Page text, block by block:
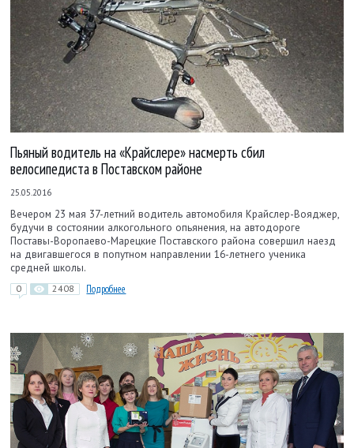
Пьяный водитель на «Крайслере» насмерть сбил
велосипедиста в Поставском районе
25.05.2016
Вечером 23 мая 37-летний водитель автомобиля Крайслер-Вояджер,
будучи в состоянии алкогольного опьянения, на автодороге
Поставы-Воропаево-Марецкие Поставского района совершил наезд
на двигавшегося в попутном направлении 16-летнего ученика
средней школы.
0 2408 Подробнее